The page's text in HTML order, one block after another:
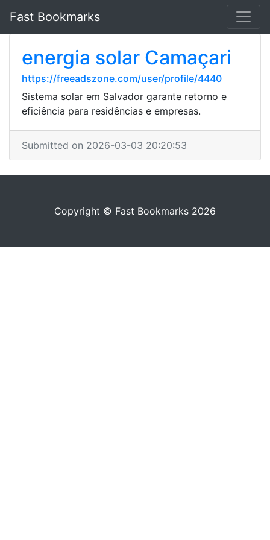
Fast Bookmarks
energia solar Camaçari
https://freeadszone.com/user/profile/4440
Sistema solar em Salvador garante retorno e
eficiência para residências e empresas.
Submitted on 2026-03-03 20:20:53
Copyright © Fast Bookmarks 2026